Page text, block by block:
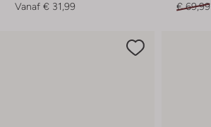
Vanaf € 31,99
€ 69,99